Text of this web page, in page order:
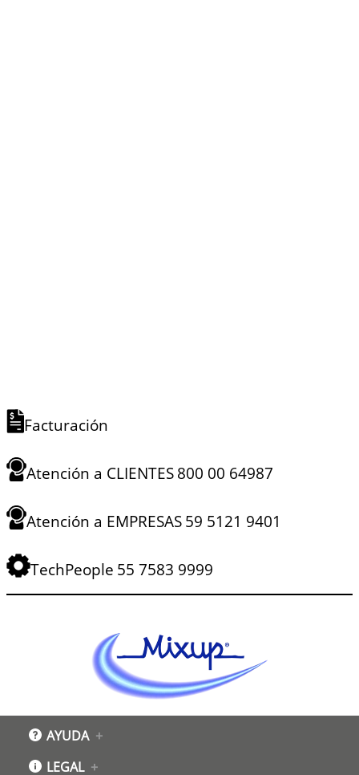
Facturación
Atención a CLIENTES 800 00 64987
Atención a EMPRESAS 59 5121 9401
TechPeople 55 7583 9999
AYUDA +
Atención a clientes
LEGAL +